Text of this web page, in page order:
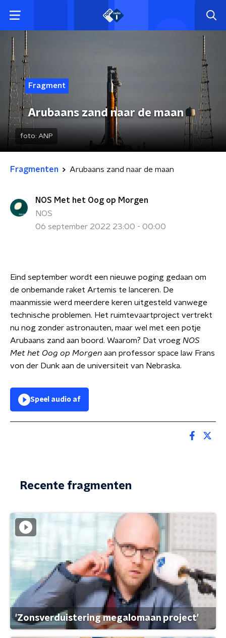
Fragment
Arubaans zand naar de maan
foto: ANP
Fragmenten Arubaans zand naar de maan
NOS Met het Oog op Morgen
NOS
06 september 2022 23:00 - 00:00
Eind september wordt een nieuwe poging gedaan om
de onbemande raket Artemis te lanceren. De
maanmissie werd meerdere keren uitgesteld vanwege
technische problemen. Het ruimtevaartproject vertrekt
nu nog zonder astronauten, maar wel met een potje
Arubaans zand aan boord. Waarom? Dat vroeg NOS
Met het Oog op Morgen aan professor space law Frans
von der Dunk aan de universiteit van Nebraska.
Speel audio af
Recente fragmenten
'Zonsverduistering megalomaan project'